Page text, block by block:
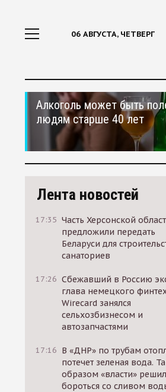
06 АВГУСТА, ЧЕТВЕРГ
Алкоголь может быть
людям старше 40 лет
Лента новостей
17:35 Часть Херсонской
предложили передать
Беларуси для
санаториев
17:26 Сбежавший в Россию
глава немецкого
Wirecard занялся
сельхозбизнесом и
автозапчастями
17:16 В «ДНР» по трубам
потечет зеленая вода.
образом «власти»
бороться со сливом